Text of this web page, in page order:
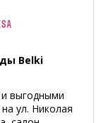
Belki
выгодными
ул. Николая